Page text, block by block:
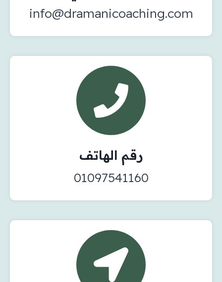
info@dramanicoaching.com
رقم الهاتف
01097541160